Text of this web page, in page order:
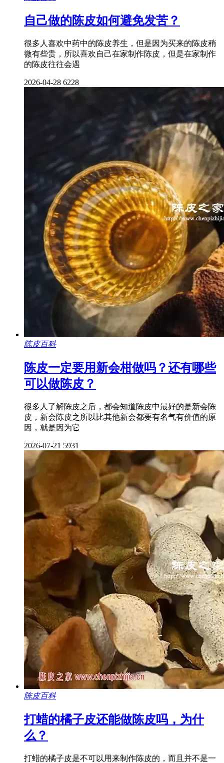
自己做的陈皮如何避免发苦？
很多人喜欢中药中的陈皮养生，但是因为买来的陈皮稍
微有些贵，所以喜欢自己在家制作陈皮，但是在家制作
的陈皮往往会遇
2026-04-28 6228
陈皮百科
陈皮一定要用新会柑做吗？还有哪些
可以做陈皮？
很多人了解陈皮之后，都会知道陈皮中最好的是新会陈
皮，新会陈皮之所以比其他新会都要有名气有价值的原
因，就是因为它
2026-07-21 5931
陈皮百科
打蜡的橘子皮还能做陈皮吗，为什
么？
打蜡的橘子皮是不可以用来制作陈皮的，而且并不是一